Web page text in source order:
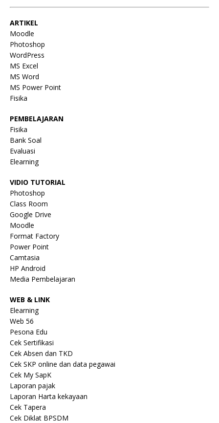
ARTIKEL
Moodle
Photoshop
WordPress
MS Excel
MS Word
MS Power Point
Fisika
PEMBELAJARAN
Fisika
Bank Soal
Evaluasi
Elearning
VIDIO TUTORIAL
Photoshop
Class Room
Google Drive
Moodle
Format Factory
Power Point
Camtasia
HP Android
Media Pembelajaran
WEB & LINK
Elearning
Web 56
Pesona Edu
Cek Sertifikasi
Cek Absen dan TKD
Cek SKP online dan data pegawai
Cek My SapK
Laporan pajak
Laporan Harta kekayaan
Cek Tapera
Cek Diklat BPSDM